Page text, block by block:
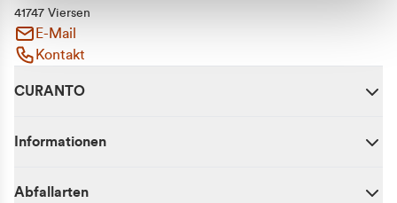
41747 Viersen
E-Mail
Kontakt
CURANTO
Informationen
Abfallarten